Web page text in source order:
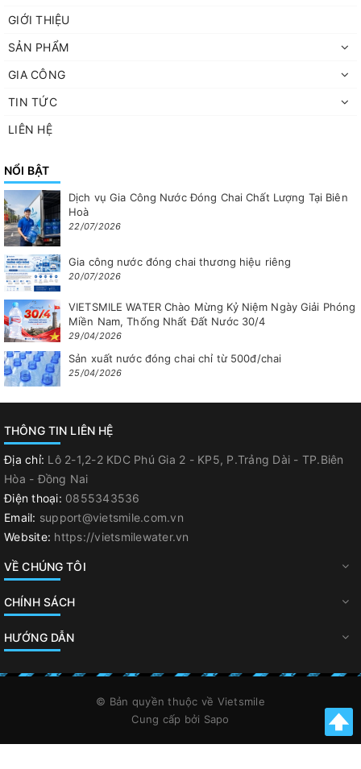
GIỚI THIỆU
SẢN PHẨM
GIA CÔNG
TIN TỨC
LIÊN HỆ
NỔI BẬT
Dịch vụ Gia Công Nước Đóng Chai Chất Lượng Tại Biên
Hoà
22/07/2026
Gia công nước đóng chai thương hiệu riêng
20/07/2026
VIETSMILE WATER Chào Mừng Kỷ Niệm Ngày Giải Phóng
Miền Nam, Thống Nhất Đất Nước 30/4
29/04/2026
Sản xuất nước đóng chai chỉ từ 500đ/chai
25/04/2026
THÔNG TIN LIÊN HỆ
Địa chỉ: Lô 2-1,2-2 KDC Phú Gia 2 - KP5, P.Trảng Dài - TP.Biên
Hòa - Đồng Nai
Điện thoại: 0855343536
Email: support@vietsmile.com.vn
Website: https://vietsmilewater.vn
VỀ CHÚNG TÔI
CHÍNH SÁCH
HƯỚNG DẪN
© Bản quyền thuộc về Vietsmile
Cung cấp bởi Sapo